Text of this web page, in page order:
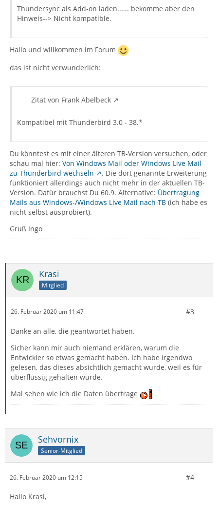
Thundersync als Add-on laden...... bekomme aber den
Hinweis--> Nicht kompatible.
Hallo und willkommen im Forum
das ist nicht verwunderlich:
Zitat von Frank Abelbeck
Kompatibel mit Thunderbird 3.0 - 38.*
Du könntest es mit einer älteren TB-Version versuchen, oder
schau mal hier: Von Windows Mail oder Windows Live Mail
zu Thunderbird wechseln
. Die dort genannte Erweiterung
funktioniert allerdings auch nicht mehr in der aktuellen TB-
Version. Dafür brauchst Du 60.9. Alternative: Übertragung
Mails aus Windows-/Windows Live Mail nach TB (ich habe es
nicht selbst ausprobiert).
Gruß Ingo
Krasi
Mitglied
26. Februar 2020 um 11:47 #3
Danke an alle, die geantwortet haben.
Sicher kann mir auch niemand erklären, warum die
Entwickler so etwas gemacht haben. Ich habe irgendwo
gelesen, das dieses absichtlich gemacht wurde, weil es für
überflüssig gehalten wurde.
Mal sehen wie ich die Daten übertrage
Sehvornix
Senior-Mitglied
26. Februar 2020 um 12:15 #4
Hallo Krasi,